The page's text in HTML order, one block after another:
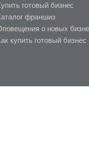
готовый бизнес
франшиз
о новых
купить готовый бизнес